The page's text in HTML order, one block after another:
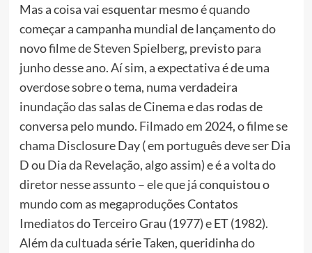
Mas a coisa vai esquentar mesmo é quando
começar a campanha mundial de lançamento do
novo filme de Steven Spielberg, previsto para
junho desse ano. Aí sim, a expectativa é de uma
overdose sobre o tema, numa verdadeira
inundação das salas de Cinema e das rodas de
conversa pelo mundo. Filmado em 2024, o filme se
chama Disclosure Day ( em português deve ser Dia
D ou Dia da Revelação, algo assim) e é a volta do
diretor nesse assunto – ele que já conquistou o
mundo com as megaproduções Contatos
Imediatos do Terceiro Grau (1977) e ET (1982).
Além da cultuada série Taken, queridinha do